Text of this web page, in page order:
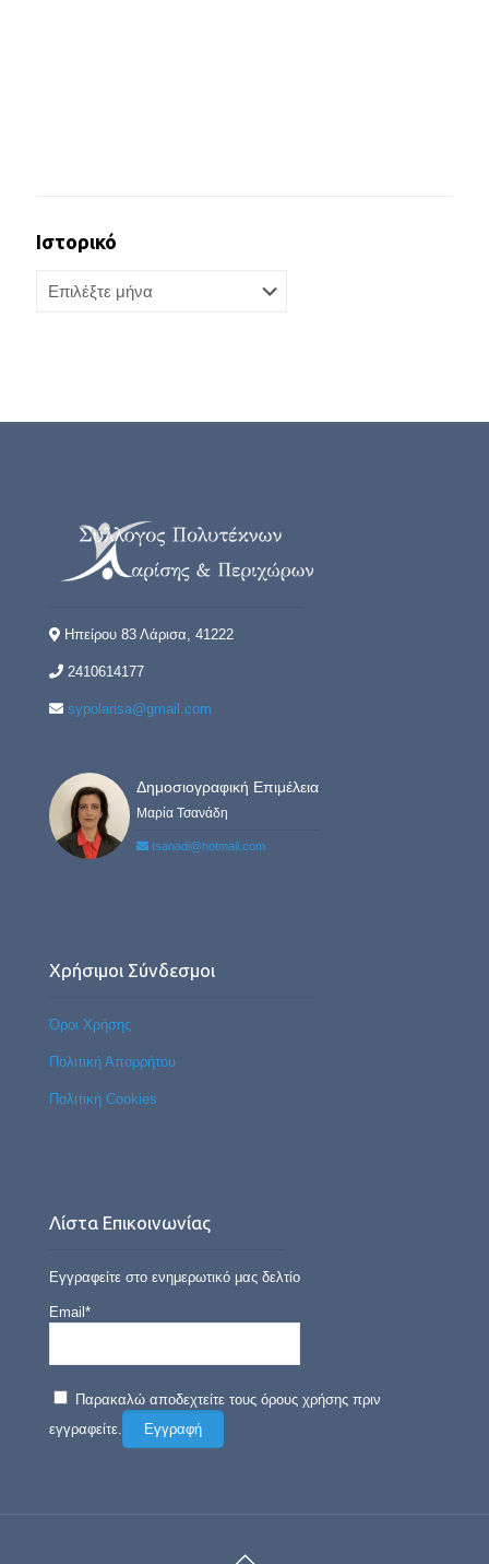
Ιστορικό
Ηπείρου 83 Λάρισα, 41222
2410614177
sypolarisa@gmail.com
Δημοσιογραφική Επιμέλεια
Μαρία Τσανάδη
tsanadi@hotmail.com
Χρήσιμοι Σύνδεσμοι
Όροι Χρήσης
Πολιτική Απορρήτου
Πολιτική Cookies
Λίστα Επικοινωνίας
Εγγραφείτε στο ενημερωτικό μας δελτίο
Email*
Παρακαλώ αποδεχτείτε τους όρους χρήσης πριν
εγγραφείτε.